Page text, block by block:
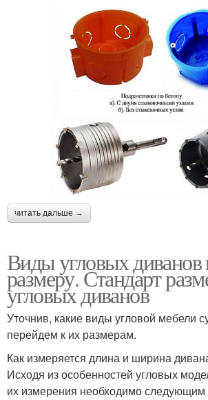
читать дальше →
Виды угловых диванов
размеру. Стандарт
угловых диванов
Уточнив, какие виды угловой мебели
перейдем к их размерам.
Как измеряется длина и ширина
Исходя из особенностей угловых
их измерения необходимо следующим